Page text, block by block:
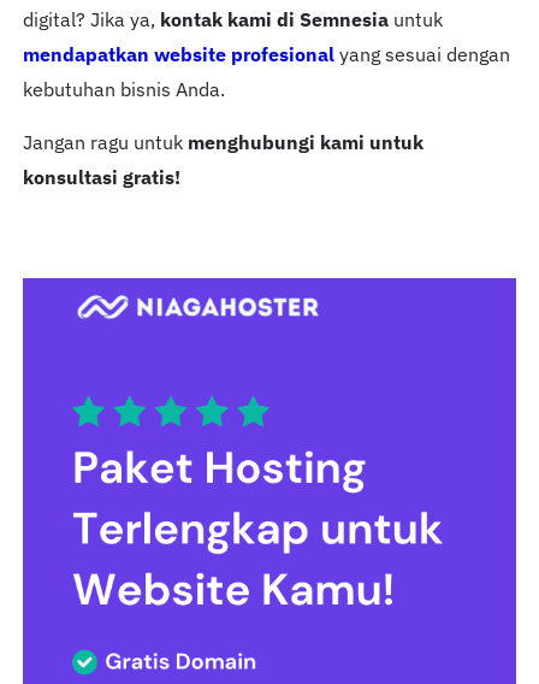
digital? Jika ya, kontak kami di Semnesiauntuk
mendapatkan website profesionalyang sesuai dengan
kebutuhan bisnis Anda.
Jangan ragu untuk menghubungi kami untuk
konsultasi gratis!